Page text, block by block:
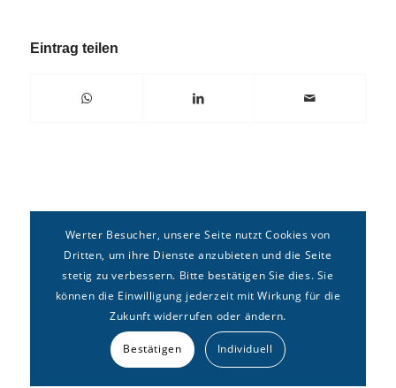
Eintrag teilen
Copyright © Deutsches Forum fürErbrechte.V. –
Impressum|Datenschutz|Sitemap
Werter Besucher, unsere Seite nutzt Cookies von
Dritten, um ihre Dienste anzubieten und die Seite
stetig zu verbessern. Bitte bestätigen Sie dies. Sie
können die Einwilligung jederzeit mit Wirkung für die
Zukunft widerrufen oder ändern.
Bestätigen Individuell